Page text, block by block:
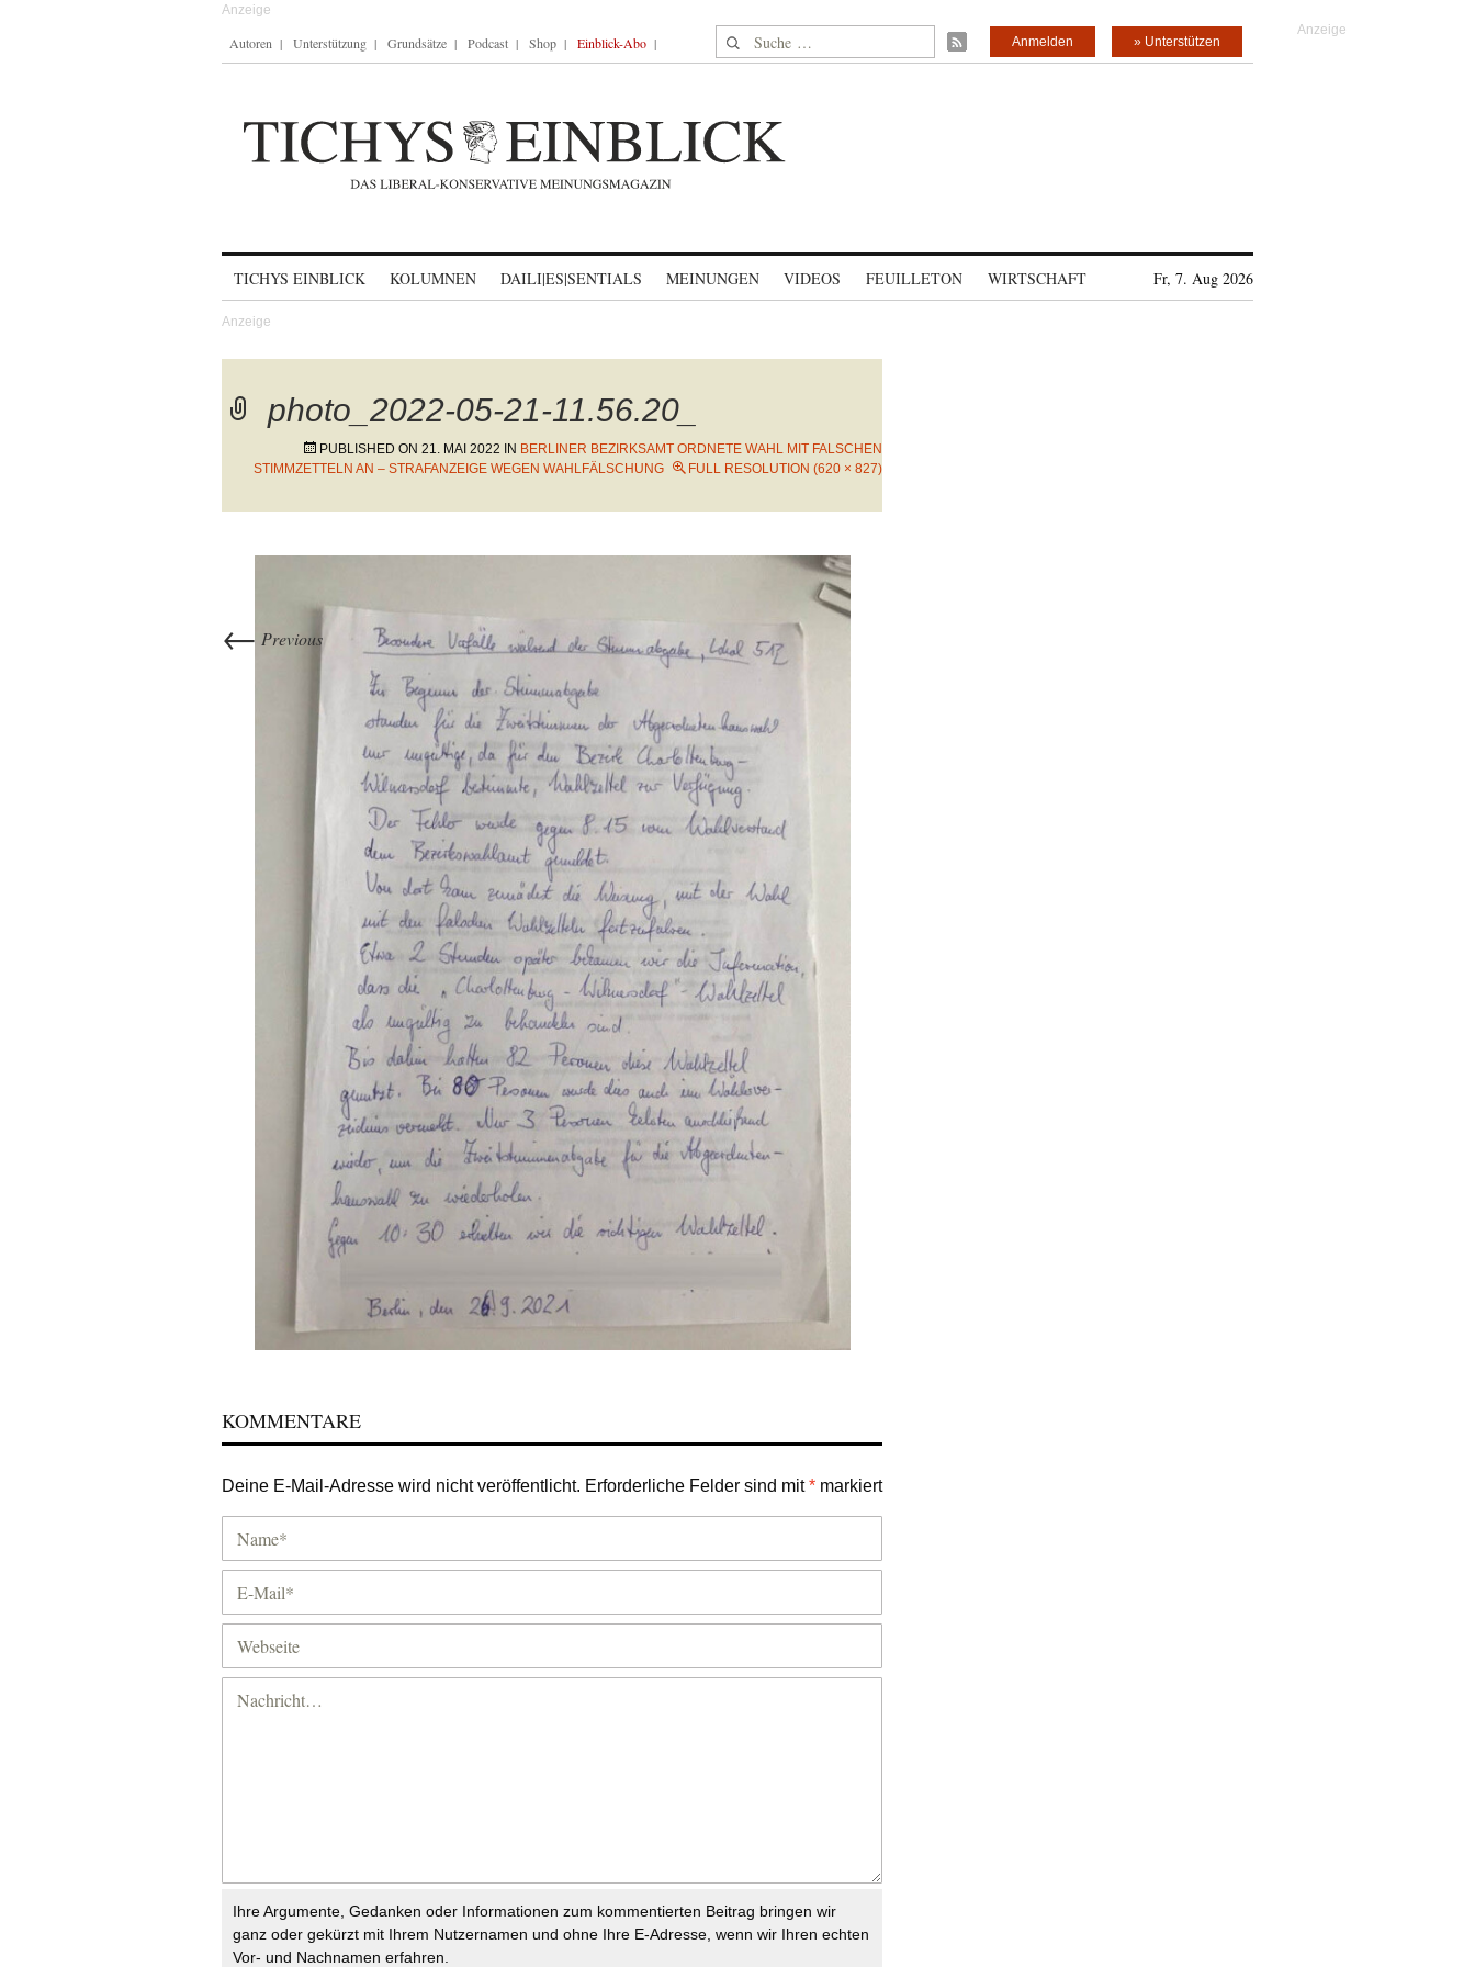
Autoren Unterstützung Grundsätze Podcast Shop Einblick-Abo Suche nach: » Unterstützen
Anmelden
TICHYS EINBLICK KOLUMNEN DAILI|ES|SENTIALS MEINUNGEN VIDEOS FEUILLETON WIRTSCHAFT Fr, 7. Aug 2026
photo_2022-05-21-11.56.20_
PUBLISHED ON 21. MAI 2022 IN BERLINER BEZIRKSAMT ORDNETE WAHL MIT FALSCHEN
STIMMZETTELN AN – STRAFANZEIGE WEGEN WAHLFÄLSCHUNG
FULL RESOLUTION (620 × 827)
← Previous
KOMMENTARE
Deine E-Mail-Adresse wird nicht veröffentlicht. Erforderliche Felder sind mit* markiert
Ihre Argumente, Gedanken oder Informationen zum kommentierten Beitrag bringen wir
ganz oder gekürzt mit Ihrem Nutzernamen und ohne Ihre E-Adresse, wenn wir Ihren echten
Vor- und Nachnamen erfahren.